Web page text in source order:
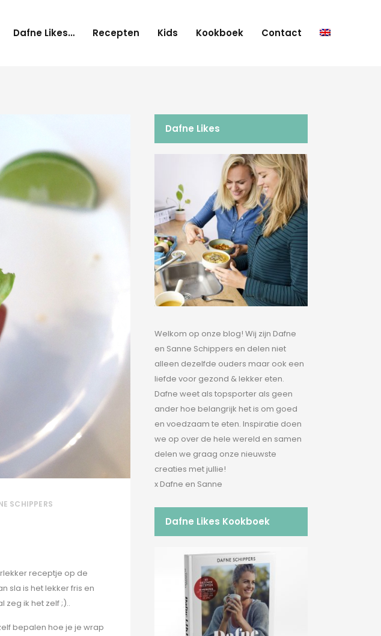
Dafne Likes… Recepten Kids Kookboek Contact
SCHIPPERS
receptje op de
sla is het lekker fris en
zeg ik het zelf ;)..
bepalen hoe je je wrap
Dafne Likes
Welkom op onze blog! Wij zijn Dafne
en Sanne Schippers en delen niet
alleen dezelfde ouders maar ook een
liefde voor gezond & lekker eten.
Dafne weet als topsporter als geen
ander hoe belangrijk het is om goed
en voedzaam te eten. Inspiratie doen
we op over de hele wereld en samen
delen we graag onze nieuwste
creaties met jullie!
x Dafne en Sanne
Dafne Likes Kookboek